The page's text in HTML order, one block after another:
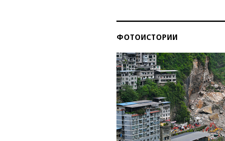
ФОТОИСТОРИИ